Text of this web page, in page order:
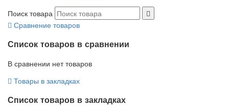
Поиск товара
Сравнение товаров
Список товаров в сравнении
В сравнении нет товаров
Товары в закладках
Список товаров в закладках